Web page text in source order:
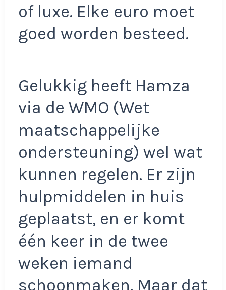
of luxe. Elke euro moet
goed worden besteed.
Gelukkig heeft Hamza
via de WMO (Wet
maatschappelijke
ondersteuning) wel wat
kunnen regelen. Er zijn
hulpmiddelen in huis
geplaatst, en er komt
één keer in de twee
weken iemand
schoonmaken. Maar dat